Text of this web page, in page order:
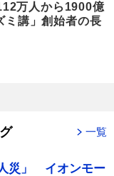
万人から1900億
ミ講」創始者の長
一覧
災」 イオンモー